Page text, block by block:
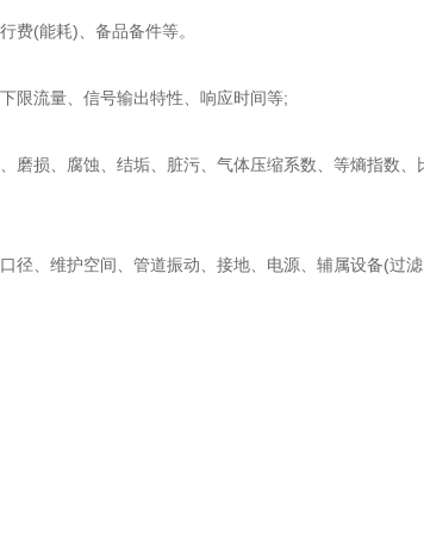
(能耗)、备品备件等。
流量、信号输出特性、响应时间等;
损、腐蚀、结垢、脏污、气体压缩系数、等熵指数、
、维护空间、管道振动、接地、电源、辅属设备(过